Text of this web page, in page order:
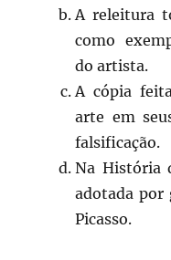
A releitura
como
do artista.
A cópia
arte em
falsificação.
Na História
adotada por
Picasso.